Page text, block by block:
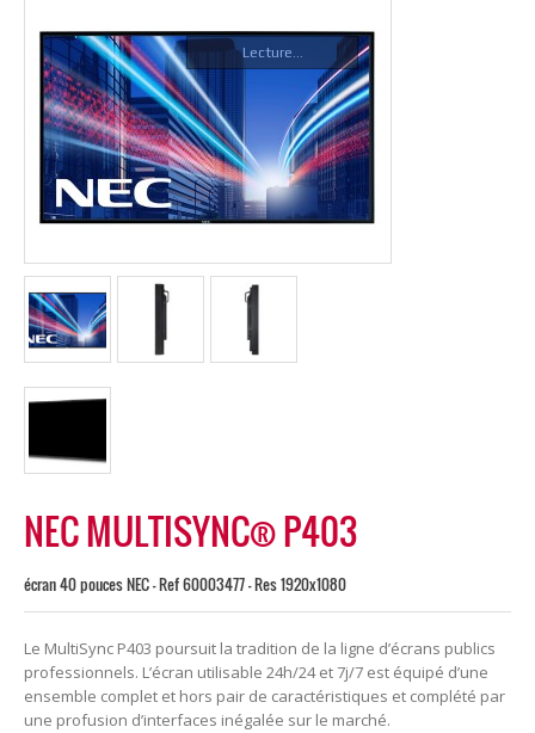
Lecture...
NEC MULTISYNC® P403
écran 40 pouces NEC - Ref 60003477 - Res 1920x1080
Le MultiSync P403 poursuit la tradition de la ligne d’écrans publics
professionnels. L’écran utilisable 24h/24 et 7j/7 est équipé d’une
ensemble complet et hors pair de caractéristiques et complété par
une profusion d’interfaces inégalée sur le marché.